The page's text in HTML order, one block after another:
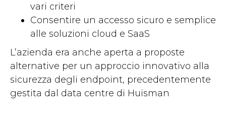
vari criteri
Consentire un accesso sicuro e semplice
alle soluzioni cloud e SaaS
L’azienda era anche aperta a proposte
alternative per un approccio innovativo alla
sicurezza degli endpoint, precedentemente
gestita dal data centre di Huisman